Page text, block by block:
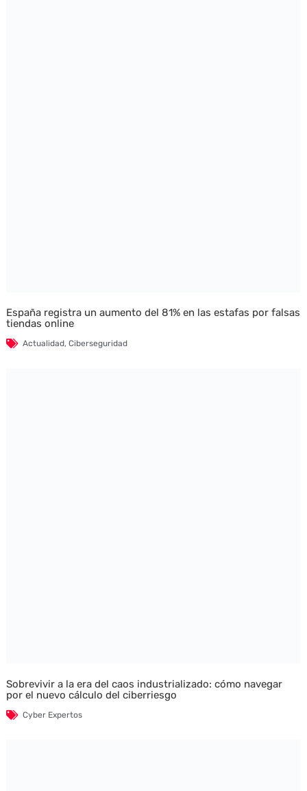
España registra un aumento del 81% en las estafas por falsas
tiendas online
Actualidad, Ciberseguridad
Sobrevivir a la era del caos industrializado: cómo navegar
por el nuevo cálculo del ciberriesgo
Cyber Expertos